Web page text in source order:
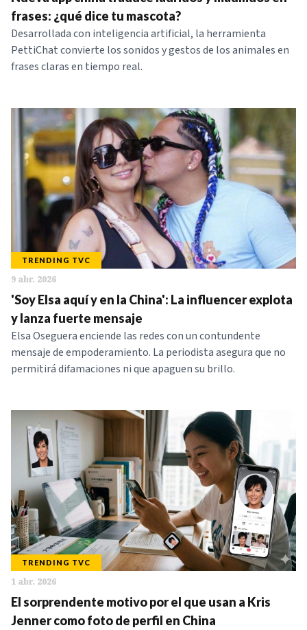
NOTICIAS
SERIES
frases: ¿qué dice tu mascota?
Desarrollada con inteligencia artificial, la herramienta
PettiChat convierte los sonidos y gestos de los animales en
frases claras en tiempo real.
TRENDING TVC
9 abr. 2026
'Soy Elsa aquí y en la China': La influencer explota
y lanza fuerte mensaje
Elsa Oseguera enciende las redes con un contundente
mensaje de empoderamiento. La periodista asegura que no
permitirá difamaciones ni que apaguen su brillo.
TRENDING TVC
1 abr. 2026
El sorprendente motivo por el que usan a Kris
Jenner como foto de perfil en China